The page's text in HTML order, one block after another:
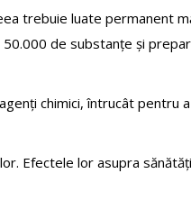
trebuie luate permanent
de substanțe și
chimici, întrucât pentru
Efectele lor asupra